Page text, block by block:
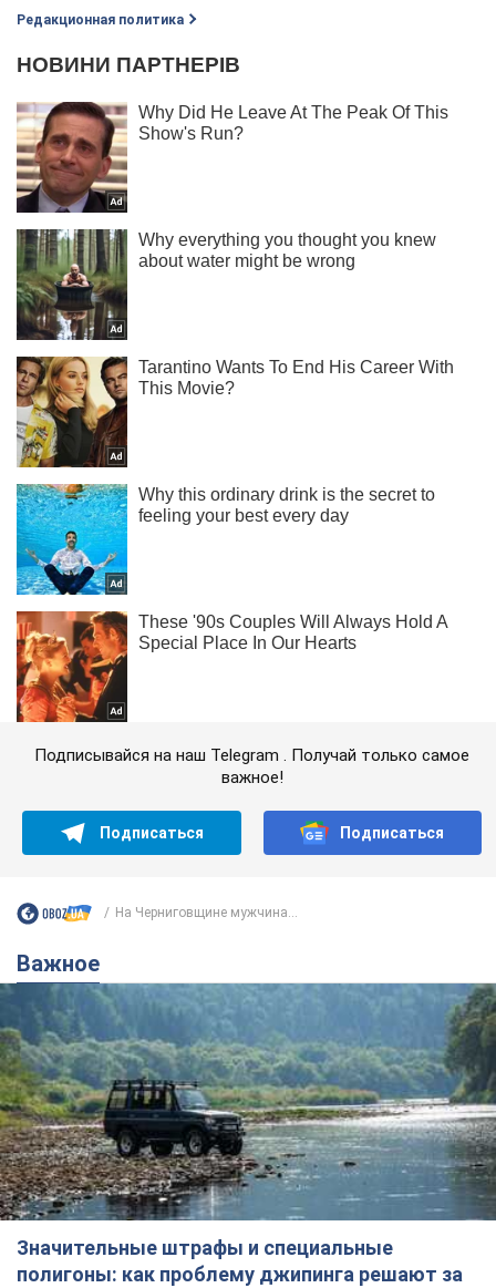
Редакционная политика
Подписывайся на наш Telegram . Получай только самое
важное!
Подписаться Подписаться
На Черниговщине мужчина...
Важное
Значительные штрафы и специальные
полигоны: как проблему джипинга решают за